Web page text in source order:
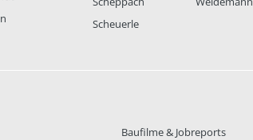
Scheuerle
Baufilme & Jobreports